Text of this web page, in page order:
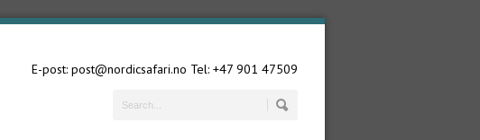
E-post: post@nordicsafari.no Tel: +47 901 47509